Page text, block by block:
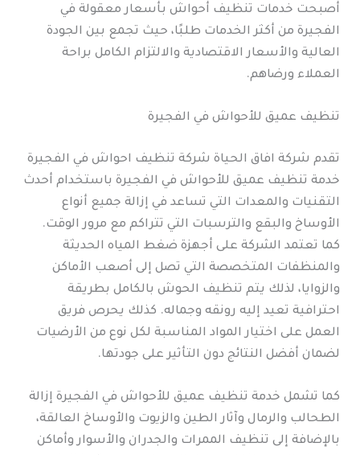
أصبحت خدمات تنظيف أحواش بأسعار معقولة في
الفجيرة من أكثر الخدمات طلبًا، حيث تجمع بين الجودة
العالية والأسعار الاقتصادية والالتزام الكامل براحة
العملاء ورضاهم.
تنظيف عميق للأحواش في الفجيرة
تقدم شركة افاق الحياة شركة تنظيف احواش في الفجيرة
خدمة تنظيف عميق للأحواش في الفجيرة باستخدام أحدث
التقنيات والمعدات التي تساعد في إزالة جميع أنواع
الأوساخ والبقع والترسبات التي تتراكم مع مرور الوقت.
كما تعتمد الشركة على أجهزة ضغط المياه الحديثة
والمنظفات المتخصصة التي تصل إلى أصعب الأماكن
والزوايا، لذلك يتم تنظيف الحوش بالكامل بطريقة
احترافية تعيد إليه رونقه وجماله. كذلك يحرص فريق
العمل على اختيار المواد المناسبة لكل نوع من الأرضيات
لضمان أفضل النتائج دون التأثير على جودتها.
كما تشمل خدمة تنظيف عميق للأحواش في الفجيرة إزالة
الطحالب والرمال وآثار الطين والزيوت والأوساخ العالقة،
بالإضافة إلى تنظيف الممرات والجدران والأسوار وأماكن